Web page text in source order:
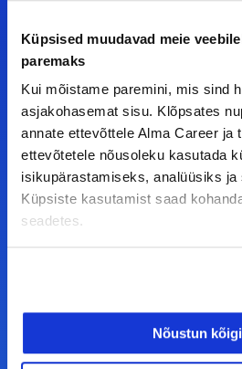
Küpsised muudavad meie
paremaks
Kui mõistame paremini, mis sind
asjakohasemat sisu. Klõpsates
annate ettevõttele Alma Career ja
ettevõtetele nõusoleku kasutada
isikupärastamiseks, analüüsiks ja
Küpsiste kasutamist saad
seadetes.
Nõustun
teha koostööd, siis võta
F
a
c
e
b
o
-
f
I
n
s
t
a
g
m
i
© Alma Career Estonia OÜ
KKK